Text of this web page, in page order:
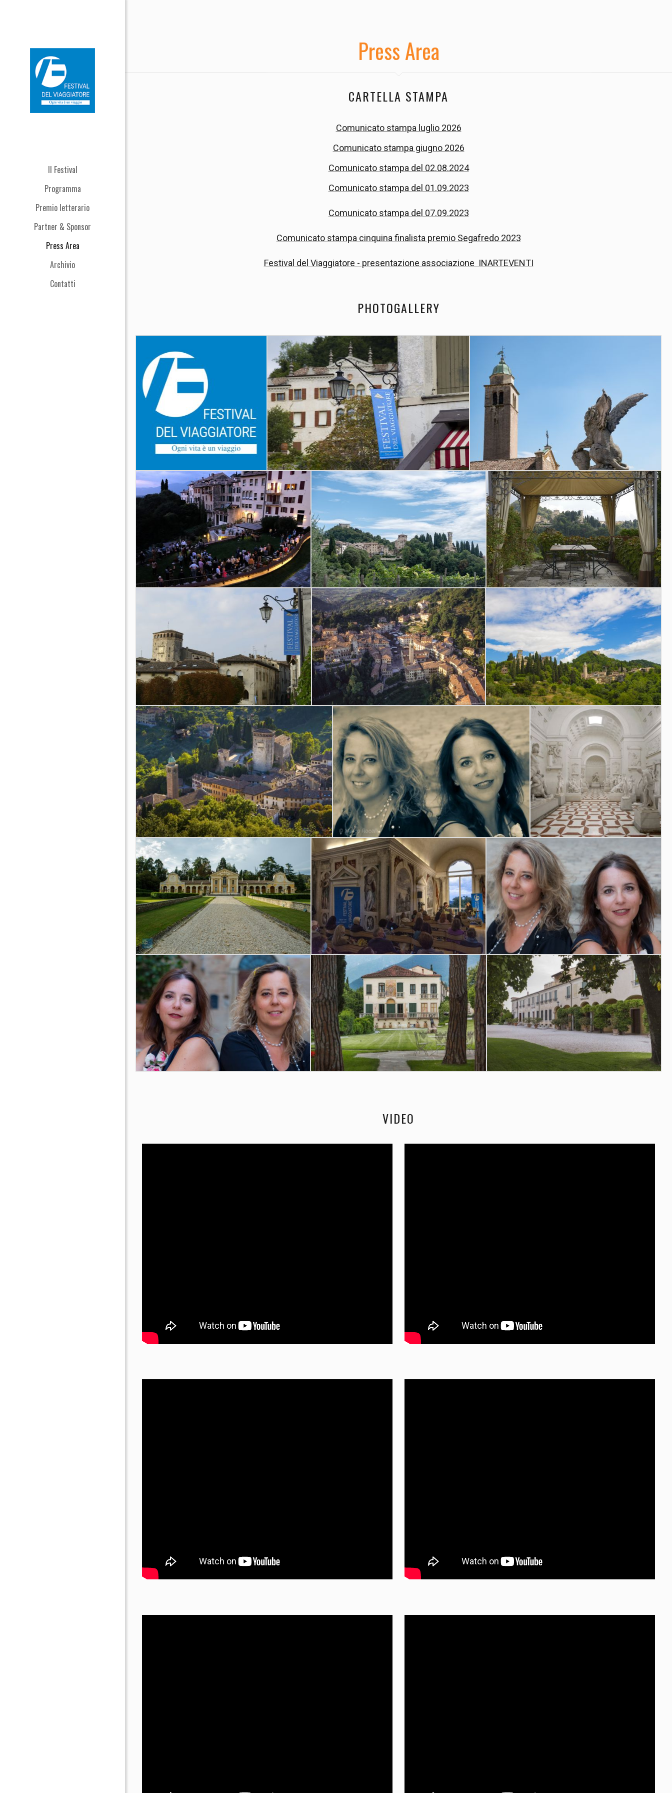
Il Festival
Programma
Premio letterario
Partner & Sponsor
Press Area
Archivio
Contatti
Press Area
CARTELLA STAMPA
Comunicato stampa luglio 2026
Comunicato stampa giugno 2026
Comunicato stampa del 02.08.2024
Comunicato stampa del 01.09.2023
Comunicato stampa del 07.09.2023
Comunicato stampa cinquina finalista premio Segafredo 2023
Festival del Viaggiatore - presentazione associazione INARTEVENTI
PHOTOGALLERY
VIDEO